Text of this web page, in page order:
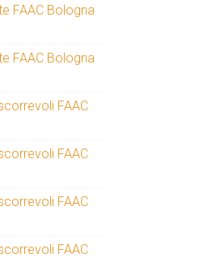
FAAC Bologna
FAAC Bologna
FAAC
FAAC
FAAC
FAAC